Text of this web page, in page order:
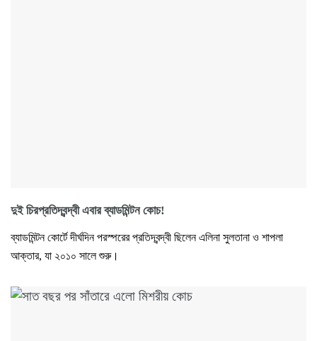
দুই চিরপ্রতিদ্বন্দ্বী এবার ব্যাডমিন্টন কোচ!
ব্যাডমিন্টন কোর্টে দীর্ঘদিন পরস্পরের প্রতিদ্বন্দ্বী ছিলেন এলিনা সুলতানা ও শাপলা
আক্তার, যা ২০১০ সালে শুরু।